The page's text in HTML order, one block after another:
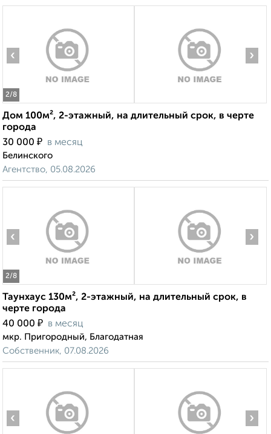
2/8
‹ ›
Дом 100м², 2-этажный, на длительный срок, в черте
города
30 000 ₽ в месяц
Белинского
Агентство, 05.08.2026
2/8
‹ ›
Таунхаус 130м², 2-этажный, на длительный срок, в
черте города
40 000 ₽ в месяц
мкр. Пригородный, Благодатная
Собственник, 07.08.2026
‹ ›